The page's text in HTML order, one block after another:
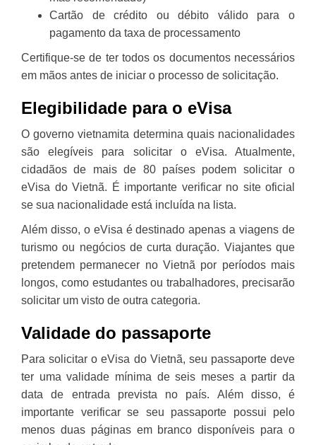
Cartão de crédito ou débito válido para o
pagamento da taxa de processamento
Certifique-se de ter todos os documentos necessários
em mãos antes de iniciar o processo de solicitação.
Elegibilidade para o eVisa
O governo vietnamita determina quais nacionalidades
são elegíveis para solicitar o eVisa. Atualmente,
cidadãos de mais de 80 países podem solicitar o
eVisa do Vietnã. É importante verificar no site oficial
se sua nacionalidade está incluída na lista.
Além disso, o eVisa é destinado apenas a viagens de
turismo ou negócios de curta duração. Viajantes que
pretendem permanecer no Vietnã por períodos mais
longos, como estudantes ou trabalhadores, precisarão
solicitar um visto de outra categoria.
Validade do passaporte
Para solicitar o eVisa do Vietnã, seu passaporte deve
ter uma validade mínima de seis meses a partir da
data de entrada prevista no país. Além disso, é
importante verificar se seu passaporte possui pelo
menos duas páginas em branco disponíveis para o